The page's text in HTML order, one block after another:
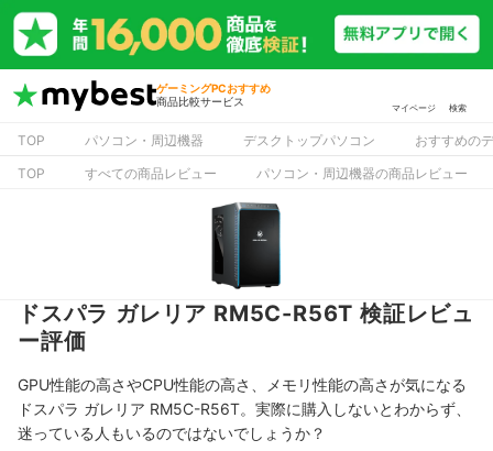
ゲーミングPCおすすめ
商品比較サービス
マイページ 検索
TOP パソコン・周辺機器 デスクトップパソコン
おすすめの
TOP
すべての商品レビュー パソコン・周辺機器の商品レビュー
ドスパラ ガレリア RM5C-R56T 検証レビュ
ー評価
GPU性能の高さやCPU性能の高さ、メモリ性能の高さが気になる
ドスパラ ガレリア RM5C-R56T。実際に購入しないとわからず、
迷っている人もいるのではないでしょうか？